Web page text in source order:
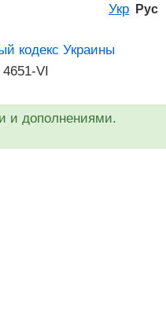
Укр Рус
кодекс Украины
VI
и дополнениями.